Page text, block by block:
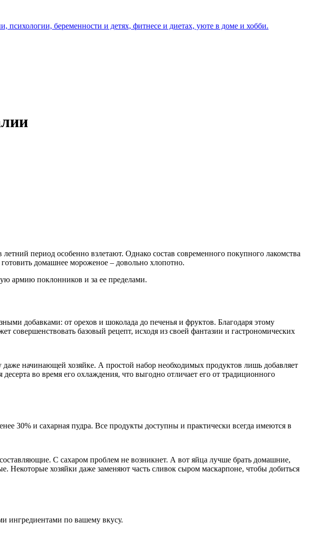
период особенно взлетают. Однако состав современного покупного лакомства
домашнее мороженое – довольно хлопотно.
армию поклонников и за ее пределами.
добавками: от орехов и шоколада до печенья и фруктов. Благодаря этому
совершенствовать базовый рецепт, исходя из своей фантазии и гастрономических
начинающей хозяйке. А простой набор необходимых продуктов лишь добавляет
во время его охлаждения, что выгодно отличает его от традиционного
30% и сахарная пудра. Все продукты доступны и практически всегда имеются в
С сахаром проблем не возникнет. А вот яйца лучше брать домашние,
хозяйки даже заменяют часть сливок сыром маскарпоне, чтобы добиться
ингредиентами по вашему вкусу.